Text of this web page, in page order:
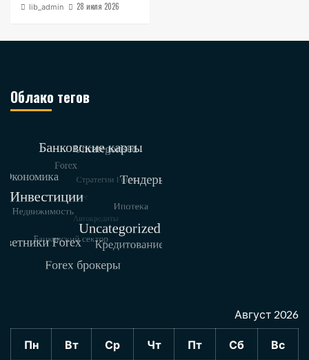
lib_admin 28 июля 2026
Облако тегов
Август 2026
Пн Вт Ср Чт Пт Сб Вс